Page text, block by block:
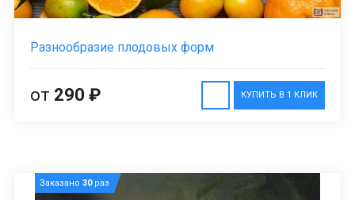
Разнообразие плодовых форм
КУПИТЬ В 1 КЛИК
от 290 ₽
Заказано 30раз